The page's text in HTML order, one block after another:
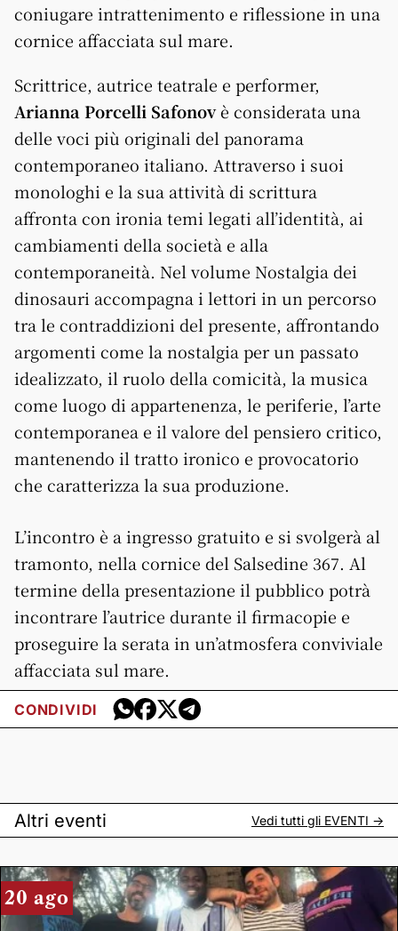
coniugare intrattenimento e riflessione in una
cornice affacciata sul mare.
Scrittrice, autrice teatrale e performer,
Arianna Porcelli Safonovè considerata una
delle voci più originali del panorama
contemporaneo italiano. Attraverso i suoi
monologhi e la sua attività di scrittura
affronta con ironia temi legati all’identità, ai
cambiamenti della società e alla
contemporaneità. Nel volume Nostalgia dei
dinosauri accompagna i lettori in un percorso
tra le contraddizioni del presente, affrontando
argomenti come la nostalgia per un passato
idealizzato, il ruolo della comicità, la musica
come luogo di appartenenza, le periferie, l’arte
contemporanea e il valore del pensiero critico,
mantenendo il tratto ironico e provocatorio
che caratterizza la sua produzione.
L’incontro è a ingresso gratuito e si svolgerà al
tramonto, nella cornice del Salsedine 367. Al
termine della presentazione il pubblico potrà
incontrare l’autrice durante il firmacopie e
proseguire la serata in un’atmosfera conviviale
affacciata sul mare.
CONDIVIDI
Altri eventi Vedi tutti gli EVENTI ->
20 ago